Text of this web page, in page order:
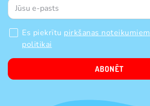
Es piekrītu pirkšanas noteikumiem
politikai
ABONĒT